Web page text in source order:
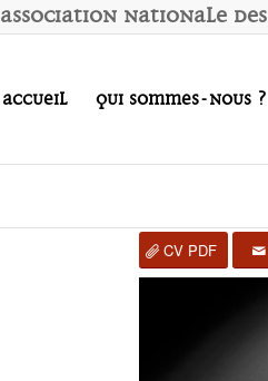
Association Nationale des
Accueil Qui sommes-nous ?
CV PDF